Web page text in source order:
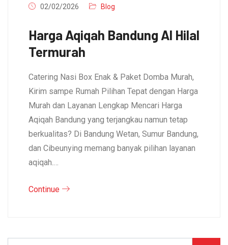
02/02/2026
Blog
Harga Aqiqah Bandung Al Hilal
Termurah
Catering Nasi Box Enak & Paket Domba Murah,
Kirim sampe Rumah Pilihan Tepat dengan Harga
Murah dan Layanan Lengkap Mencari Harga
Aqiqah Bandung yang terjangkau namun tetap
berkualitas? Di Bandung Wetan, Sumur Bandung,
dan Cibeunying memang banyak pilihan layanan
aqiqah.…
Continue